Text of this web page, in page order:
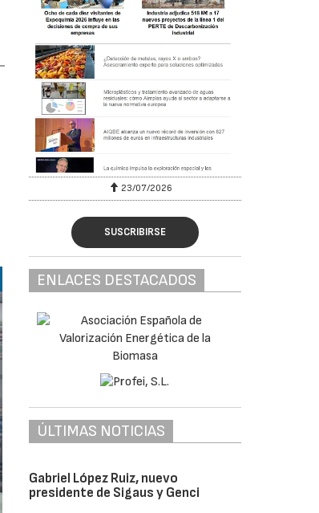
23/07/2026
SUSCRIBIRSE
ENLACES DESTACADOS
ÚLTIMAS NOTICIAS
Gabriel López Ruiz, nuevo
presidente de Sigaus y Genci